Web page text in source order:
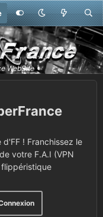
! Franchissez le
votre F.A.I (VPN